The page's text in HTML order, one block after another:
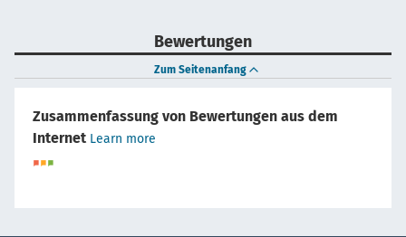
Bewertungen
Zum Seitenanfang
Zusammenfassung von Bewertungen aus dem
Internet Learn more